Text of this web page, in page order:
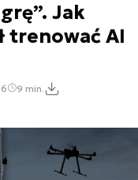
Jak
trenować AI
9 min.